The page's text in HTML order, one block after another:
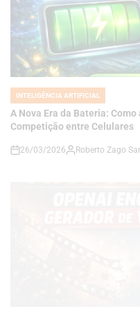
POSTED
INTELIGÊNCIA ARTIFICIAL
A Nova Era da Bateria:
Competição entre Celulares
on
26/03/2026 Roberto Zago